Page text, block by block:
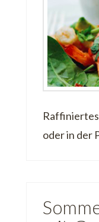
Raffiniertes
oder in der